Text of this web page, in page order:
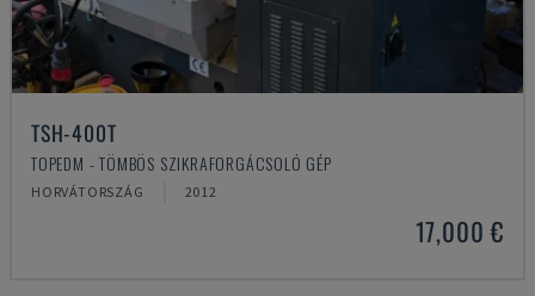
TSH-400T
TOPEDM - TÖMBÖS SZIKRAFORGÁCSOLÓ GÉP
HORVÁTORSZÁG 2012
17,000 €